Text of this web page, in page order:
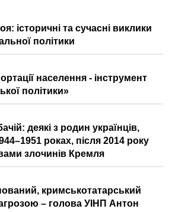
історичні та сучасні виклики
політики
населення - інструмент
політики»
деякі з родин українців,
роках, після 2014 року
злочинів Кремля
кримськотатарський
– голова УІНП Антон